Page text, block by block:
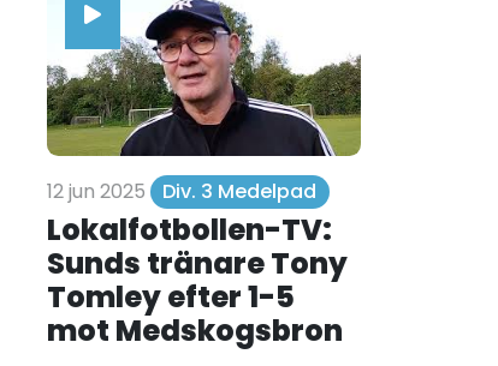
12 jun 2025 Div. 3 Medelpad
Lokalfotbollen-TV:
Sunds tränare Tony
Tomley efter 1-5
mot Medskogsbron